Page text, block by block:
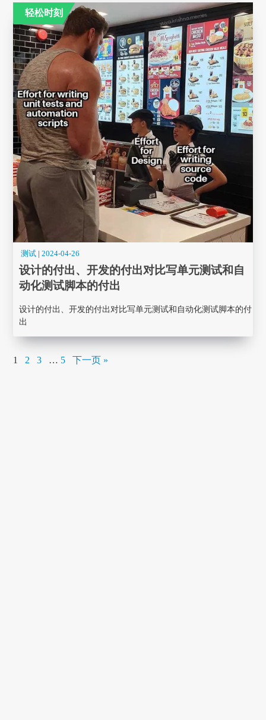
测试 |2024-04-26
设计的付出、开发的付出对比写单元测试和自
动化测试脚本的付出
设计的付出、开发的付出对比写单元测试和自动化测试脚本的付
出
1 2 3 … 5 下一页 »